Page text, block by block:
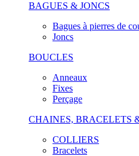
BAGUES & JONCS
Bagues à pierres de
Joncs
BOUCLES
Anneaux
Fixes
Perçage
CHAINES, BRACELETS
COLLIERS
Bracelets